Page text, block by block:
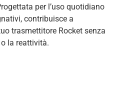
per l’uso quotidiano
contribuisce a
trasmettitore Rocket senza
la reattività.